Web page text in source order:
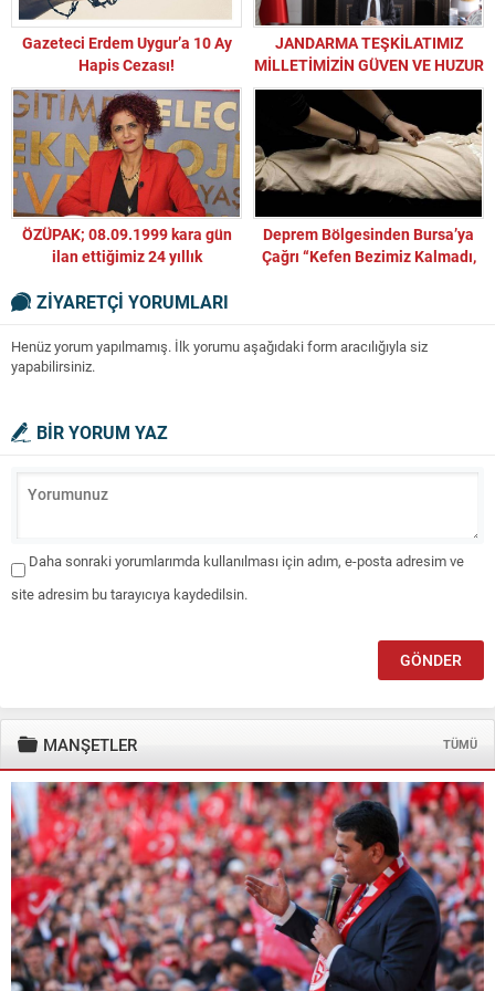
Gazeteci Erdem Uygur’a 10 Ay
Hapis Cezası!
JANDARMA TEŞKİLATIMIZ
MİLLETİMİZİN GÜVEN VE HUZUR
TEMİNATIDIR
ÖZÜPAK; 08.09.1999 kara gün
ilan ettiğimiz 24 yıllık
Deprem Bölgesinden Bursa’ya
Çağrı “Kefen Bezimiz Kalmadı,
ZİYARETÇİ YORUMLARI
Henüz yorum yapılmamış. İlk yorumu aşağıdaki form aracılığıyla siz
yapabilirsiniz.
BİR YORUM YAZ
Daha sonraki yorumlarımda kullanılması için adım, e-posta adresim ve
site adresim bu tarayıcıya kaydedilsin.
MANŞETLER TÜMÜ